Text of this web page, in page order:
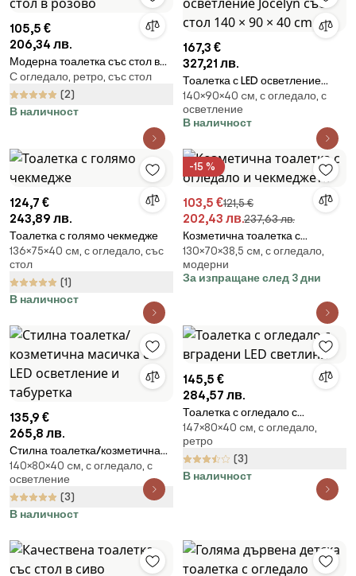
105,5 €
206,34 лв.
Модерна тоалетка със стол в
розово
С огледало, ретро, със стол
(2)
В наличност
167,3 €
327,21 лв.
Тоалетка с LED осветление
Jocelyn със стол 140 × 90 × 40
cm
140×90×40 cм, с огледало, с
осветление
В наличност
124,7 €
243,89 лв.
Тоалетка с голямо чекмедже
136×75×40 cм, с огледало, със
стол
(1)
В наличност
-15 %
103,5 €121,5 €
202,43 лв.237,63 лв.
Козметична тоалетка с
огледало и чекмеджета
130×70×38,5 cм, с огледало,
модерни
За изпращане след 3 дни
135,9 €
265,8 лв.
Стилна тоалетка/козметична
масичка с LED осветление и
табуретка
140×80×40 cм, с огледало, с
осветление
(3)
В наличност
145,5 €
284,57 лв.
Тоалетка с огледало с
вградени LED светлини
147×80×40 cм, с огледало,
ретро
(3)
В наличност